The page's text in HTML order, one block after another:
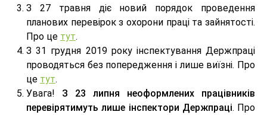
З 27 травня діє новий порядок проведення
планових перевірок з охорони праці та зайнятості.
Про це тут.
З 31 грудня 2019 року інспектування Держпраці
проводяться без попередження і лише виїзні. Про
це тут.
Увага! З 23 липня неоформлених працівників
перевірятимуть лише інспектори Держпраці. Про